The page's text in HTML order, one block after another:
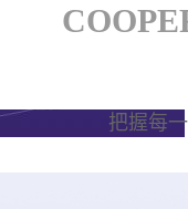
把握每